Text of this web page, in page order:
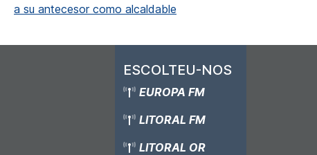
a su antecesor como alcaldable
ESCOLTEU-NOS
EUROPA FM
LITORAL FM
LITORAL OR